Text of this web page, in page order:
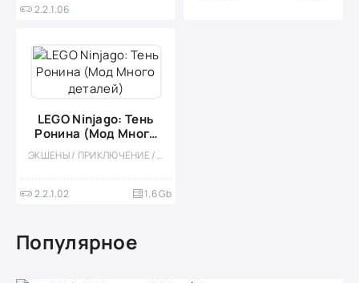
2.2.1.06
LEGO Ninjago: Тень
Ронина (Мод Много
деталей)
ЭКШЕНЫ / ПРИКЛЮЧЕНИЕ / 3D / ФЭНТЕЗИ / ИССЛЕДОВАНИЯ / ГОЛОВОЛОМКИ / КАЗУАЛЬНЫЕ / ОДНОПОЛЬЗОВАТЕЛЬСКИЕ / ОФЛАЙН / ПО МУЛЬТФИЛЬМАМ / ПЛАТНАЯ / ВСТРОЕННЫЙ КЕШ / ОТКРЫТЫЙ МИР / БОЛЬШАЯ
2.2.1.02 1.6 Gb
Популярное